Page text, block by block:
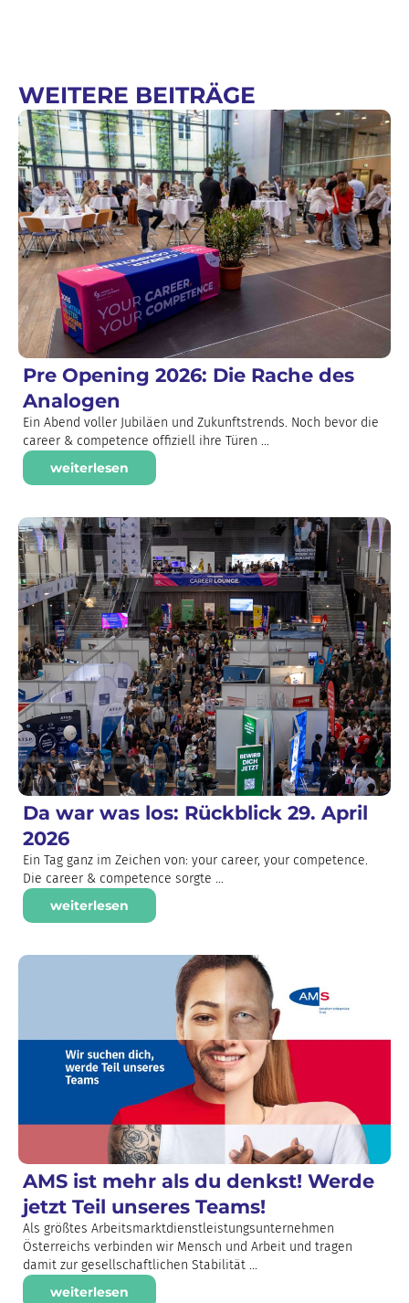
WEITERE BEITRÄGE
Pre Opening 2026: Die Rache des
Analogen
Ein Abend voller Jubiläen und Zukunftstrends. Noch bevor die
career & competence offiziell ihre Türen ...
weiterlesen
Da war was los: Rückblick 29. April
2026
Ein Tag ganz im Zeichen von: your career, your competence.
Die career & competence sorgte ...
weiterlesen
AMS ist mehr als du denkst! Werde
jetzt Teil unseres Teams!
Als größtes Arbeitsmarktdienstleistungsunternehmen
Österreichs verbinden wir Mensch und Arbeit und tragen
damit zur gesellschaftlichen Stabilität ...
weiterlesen